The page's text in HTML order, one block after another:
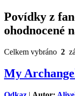
Povídky z
ohodnocené
Celkem vybráno 2
My